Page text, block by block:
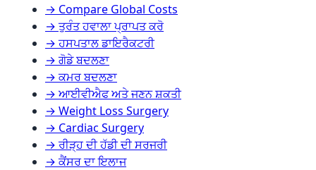
→ Compare Global Costs
→ ਤੁਰੰਤ ਹਵਾਲਾ ਪ੍ਰਾਪਤ ਕਰੋ
→ ਹਸਪਤਾਲ ਡਾਇਰੈਕਟਰੀ
→ ਗੋਡੇ ਬਦਲਣਾ
→ ਕਮਰ ਬਦਲਣਾ
→ ਆਈਵੀਐਫ ਅਤੇ ਜਣਨ ਸ਼ਕਤੀ
→ Weight Loss Surgery
→ Cardiac Surgery
→ ਰੀੜ੍ਹ ਦੀ ਹੱਡੀ ਦੀ ਸਰਜਰੀ
→ ਕੈਂਸਰ ਦਾ ਇਲਾਜ